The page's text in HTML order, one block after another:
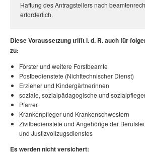
Haftung des Antragstellers nach
erforderlich.
Diese Voraussetzung trifft i. d. R. auch für
zu:
Förster und weitere Forstbeamte
Postbedienstete (Nichttechnischer Dienst)
Erzieher und Kindergärtnerinnen
soziale, sozialpädagogische und
Pfarrer
Krankenpfleger und Krankenschwestern
Zivilbedienstete und Angehörige der
und Justizvollzugsdienstes
Es werden nicht versichert: